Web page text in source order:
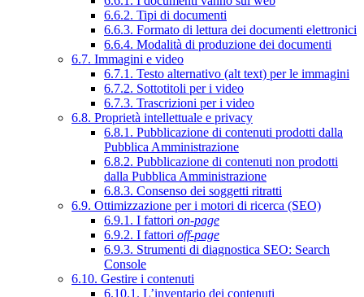
6.6.2. Tipi di documenti
6.6.3. Formato di lettura dei documenti elettronici
6.6.4. Modalità di produzione dei documenti
6.7. Immagini e video
6.7.1. Testo alternativo (alt text) per le immagini
6.7.2. Sottotitoli per i video
6.7.3. Trascrizioni per i video
6.8. Proprietà intellettuale e privacy
6.8.1. Pubblicazione di contenuti prodotti dalla
Pubblica Amministrazione
6.8.2. Pubblicazione di contenuti non prodotti
dalla Pubblica Amministrazione
6.8.3. Consenso dei soggetti ritratti
6.9. Ottimizzazione per i motori di ricerca (SEO)
6.9.1. I fattori on-page
6.9.2. I fattori off-page
6.9.3. Strumenti di diagnostica SEO: Search
Console
6.10. Gestire i contenuti
6.10.1. L’inventario dei contenuti